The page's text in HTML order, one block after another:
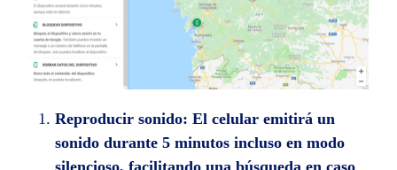
Reproducir sonido: El celular emitirá un
sonido durante 5 minutos incluso en modo